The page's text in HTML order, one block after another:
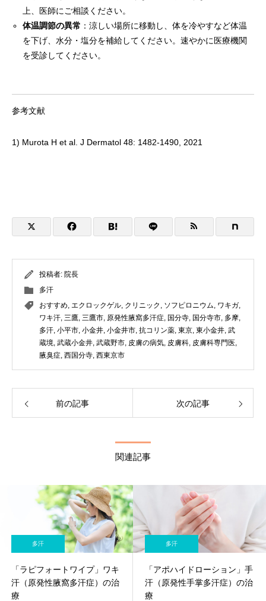
上、医師にご相談ください。
体温調節の異常 ：涼しい場所に移動し、体を冷やすなど体温
を下げ、水分・塩分を補給してください。速やかに医療機関
を受診してください。
参考文献
1) Murota H et al. J Dermatol 48: 1482-1490, 2021
投稿者: 院長
多汗
おすすめ, エクロックゲル, クリニック , ソフピロニウム, ワキガ,
ワキ汗, 三鷹, 三鷹市, 原発性腋窩多汗症, 国分寺, 国分寺市, 多摩,
多汗, 小平市, 小金井, 小金井市, 抗コリン薬, 東京, 東小金井, 武
蔵境, 武蔵小金井, 武蔵野市, 皮膚の病気, 皮膚科, 皮膚科専門医,
腋臭症, 西国分寺, 西東京市
前の記事 次の記事
関連記事
多汗
「ラピフォートワイプ」ワキ
汗（原発性腋窩多汗症）の治
療
多汗
「アポハイドローション」手
汗（原発性手掌多汗症）の治
療